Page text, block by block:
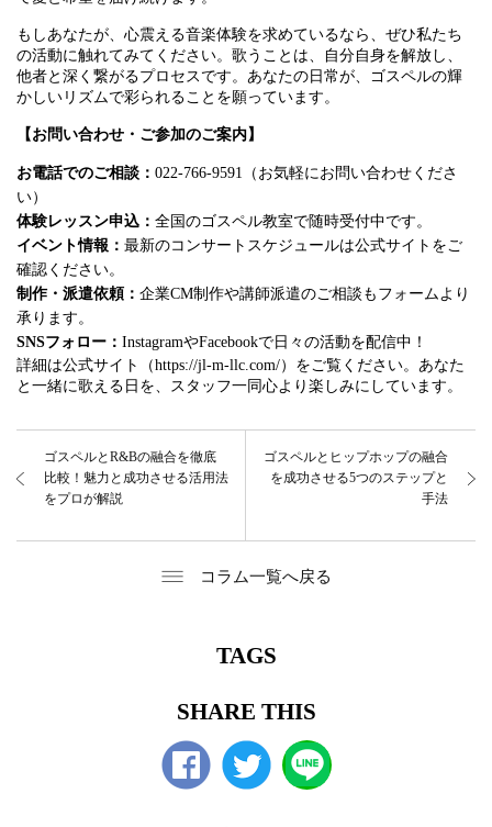
もしあなたが、心震える音楽体験を求めているなら、ぜひ私たち
の活動に触れてみてください。歌うことは、自分自身を解放し、
他者と深く繋がるプロセスです。あなたの日常が、ゴスペルの輝
かしいリズムで彩られることを願っています。
【お問い合わせ・ご参加のご案内】
お電話でのご相談： 022-766-9591（お気軽にお問い合わせくださ
い）
体験レッスン申込： 全国のゴスペル教室で随時受付中です。
イベント情報： 最新のコンサートスケジュールは公式サイトをご
確認ください。
制作・派遣依頼： 企業CM制作や講師派遣のご相談もフォームより
承ります。
SNSフォロー： InstagramやFacebookで日々の活動を配信中！
詳細は公式サイト（https://jl-m-llc.com/）をご覧ください。あなた
と一緒に歌える日を、スタッフ一同心より楽しみにしています。
ゴスペルとR&Bの融合を徹底
比較！魅力と成功させる活用法
をプロが解説
ゴスペルとヒップホップの融合
を成功させる5つのステップと
手法
コラム一覧へ戻る
TAGS
SHARE THIS